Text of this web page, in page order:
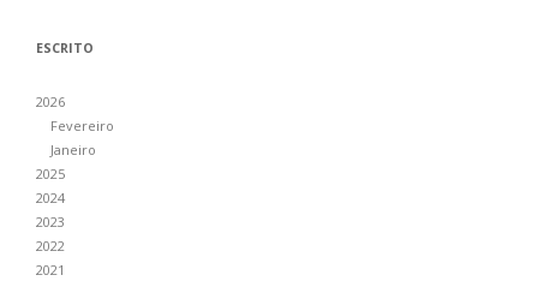
ESCRITO
2026
Fevereiro
Janeiro
2025
2024
2023
2022
2021